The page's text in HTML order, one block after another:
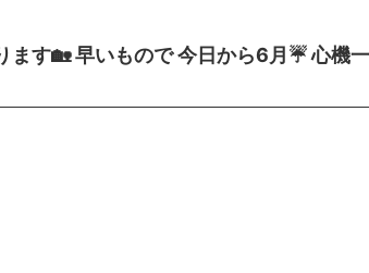
す🏡 早いもので 今日から6月☔️ 心機